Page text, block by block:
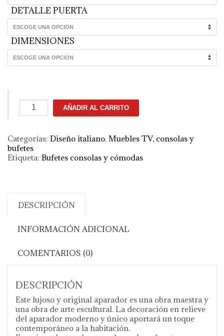
DETALLE PUERTA
DIMENSIONES
Aparador
Voyager
AÑADIR AL CARRITO
Categorías: Diseño italiano, Muebles TV, consolas y
bufetes
Etiqueta: Bufetes consolas y cómodas
DESCRIPCIÓN
INFORMACIÓN ADICIONAL
COMENTARIOS (0)
DESCRIPCIÓN
Este lujoso y original aparador es una obra maestra y
una obra de arte escultural. La decoración en relieve
del aparador moderno y único aportará un toque
contemporáneo a la habitación.